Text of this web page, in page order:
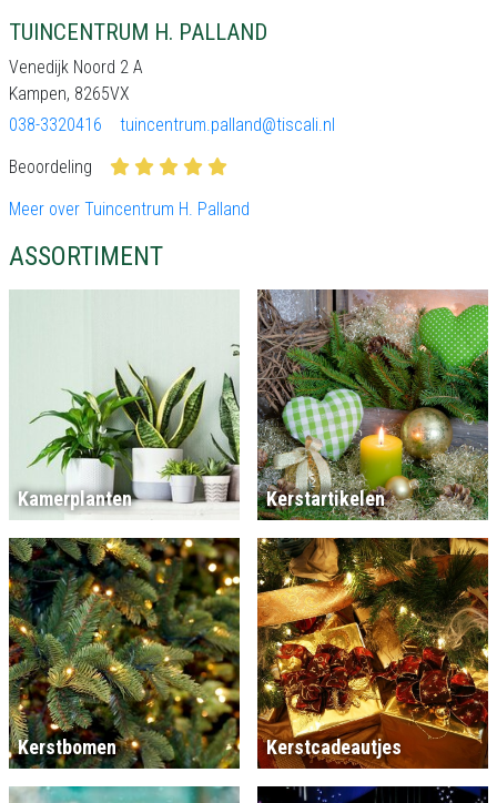
TUINCENTRUM H. PALLAND
Venedijk Noord 2 A
Kampen, 8265VX
038-3320416
tuincentrum.palland@tiscali.nl
Beoordeling
Meer over Tuincentrum H. Palland
ASSORTIMENT
Kamerplanten Kerstartikelen
Kerstbomen Kerstcadeautjes